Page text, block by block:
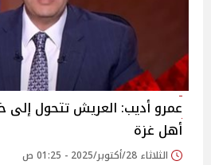
عمرو أديب: العريش تتحول إلى
أهل غزة
الثلاثاء 28/أكتوبر/2025 - 01:25 ص